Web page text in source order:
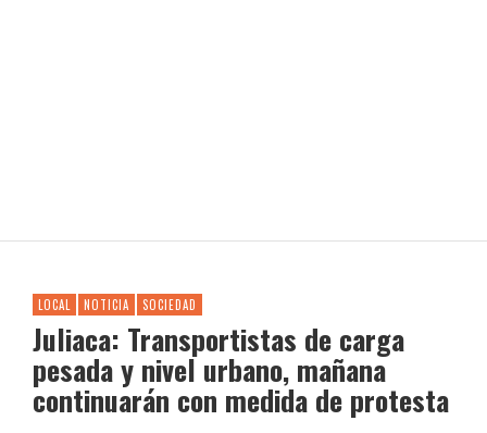
LOCAL NOTICIA SOCIEDAD
Juliaca: Transportistas de carga
pesada y nivel urbano, mañana
continuarán con medida de protesta